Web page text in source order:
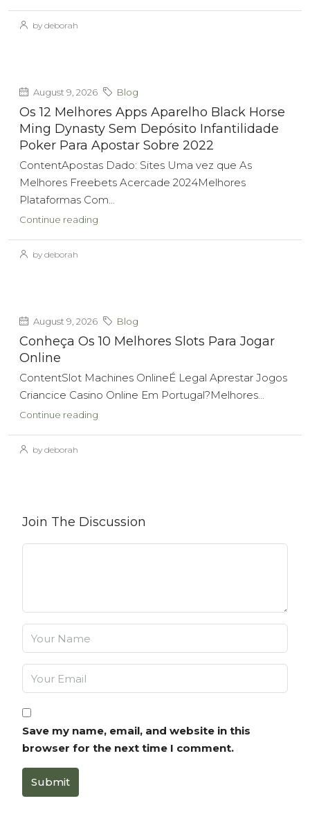
by deborah
August 9, 2026 Blog
Os 12 Melhores Apps Aparelho Black Horse
Ming Dynasty Sem Depósito Infantilidade
Poker Para Apostar Sobre 2022
ContentApostas Dado: Sites Uma vez que As
Melhores Freebets Acercade 2024Melhores
Plataformas Com...
Continue reading
by deborah
August 9, 2026 Blog
Conheça Os 10 Melhores Slots Para Jogar
Online
ContentSlot Machines OnlineÉ Legal Aprestar Jogos
Criancice Casino Online Em Portugal?Melhores...
Continue reading
by deborah
Join The Discussion
Save my name, email, and website in this
browser for the next time I comment.
Submit